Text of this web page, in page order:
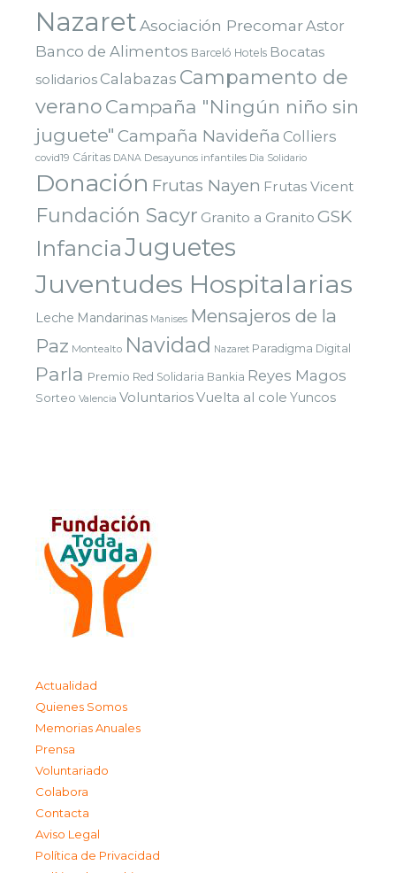
NazaretAsociación PrecomarAstor
Banco de Alimentos Barceló Hotels Bocatas
solidarios Calabazas Campamento de
verano Campaña "Ningún niño sin
juguete" Campaña Navideña Colliers
covid19 Cáritas DANA Desayunos infantiles Dia Solidario
Donación Frutas Nayen Frutas Vicent
Fundación Sacyr Granito a Granito GSK
InfanciaJuguetes
Juventudes Hospitalarias
Leche Mandarinas Manises Mensajeros de la
Paz Montealto Navidad Nazaret Paradigma Digital
Parla Premio Red Solidaria Bankia Reyes Magos
Sorteo Valencia VoluntariosVuelta al cole Yuncos
Actualidad
Quienes Somos
Memorias Anuales
Prensa
Voluntariado
Colabora
Contacta
Aviso Legal
Política de Privacidad